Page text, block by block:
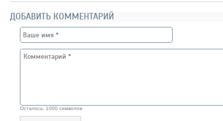
ДОБАВИТЬ КОММЕНТАРИЙ
Осталось: 1000 символов